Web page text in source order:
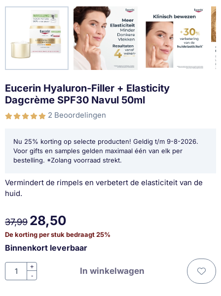
Eucerin Hyaluron-Filler + Elasticity
Dagcrème SPF30 Navul 50ml
2 Beoordelingen
Nu 25% korting op selecte producten! Geldig t/m 9-8-2026.
Voor gifts en samples gelden maximaal één van elk per
bestelling. *Zolang voorraad strekt.
Vermindert de rimpels en verbetert de elasticiteit van de
huid.
37,99 28,50
De korting per stuk bedraagt25%
Binnenkort leverbaar
Aantal
+
-
In winkelwagen